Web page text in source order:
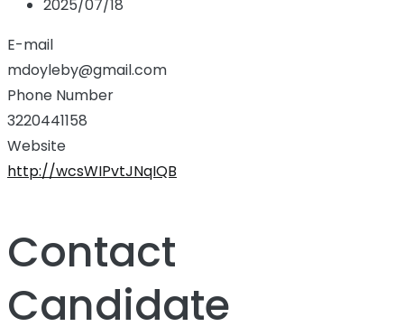
2025/07/18
E-mail
mdoyleby@gmail.com
Phone Number
3220441158
Website
http://wcsWIPvtJNqIQB
Contact
Candidate